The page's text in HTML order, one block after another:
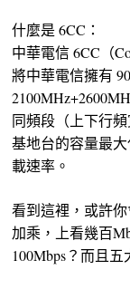
什麼是 6CC：
中華電信 6CC（
將中華電信擁有
同頻段（上下行
基地台的容量最
載速率。
看到這裡，或許
加乘，上看幾百
100Mbps？而且